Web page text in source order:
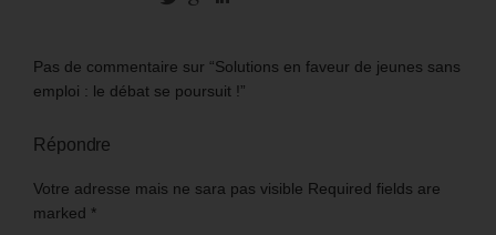
Pas de commentaire sur “Solutions en faveur de jeunes sans
emploi : le débat se poursuit !”
Répondre
Votre adresse mais ne sara pas visible Required fields are
marked *